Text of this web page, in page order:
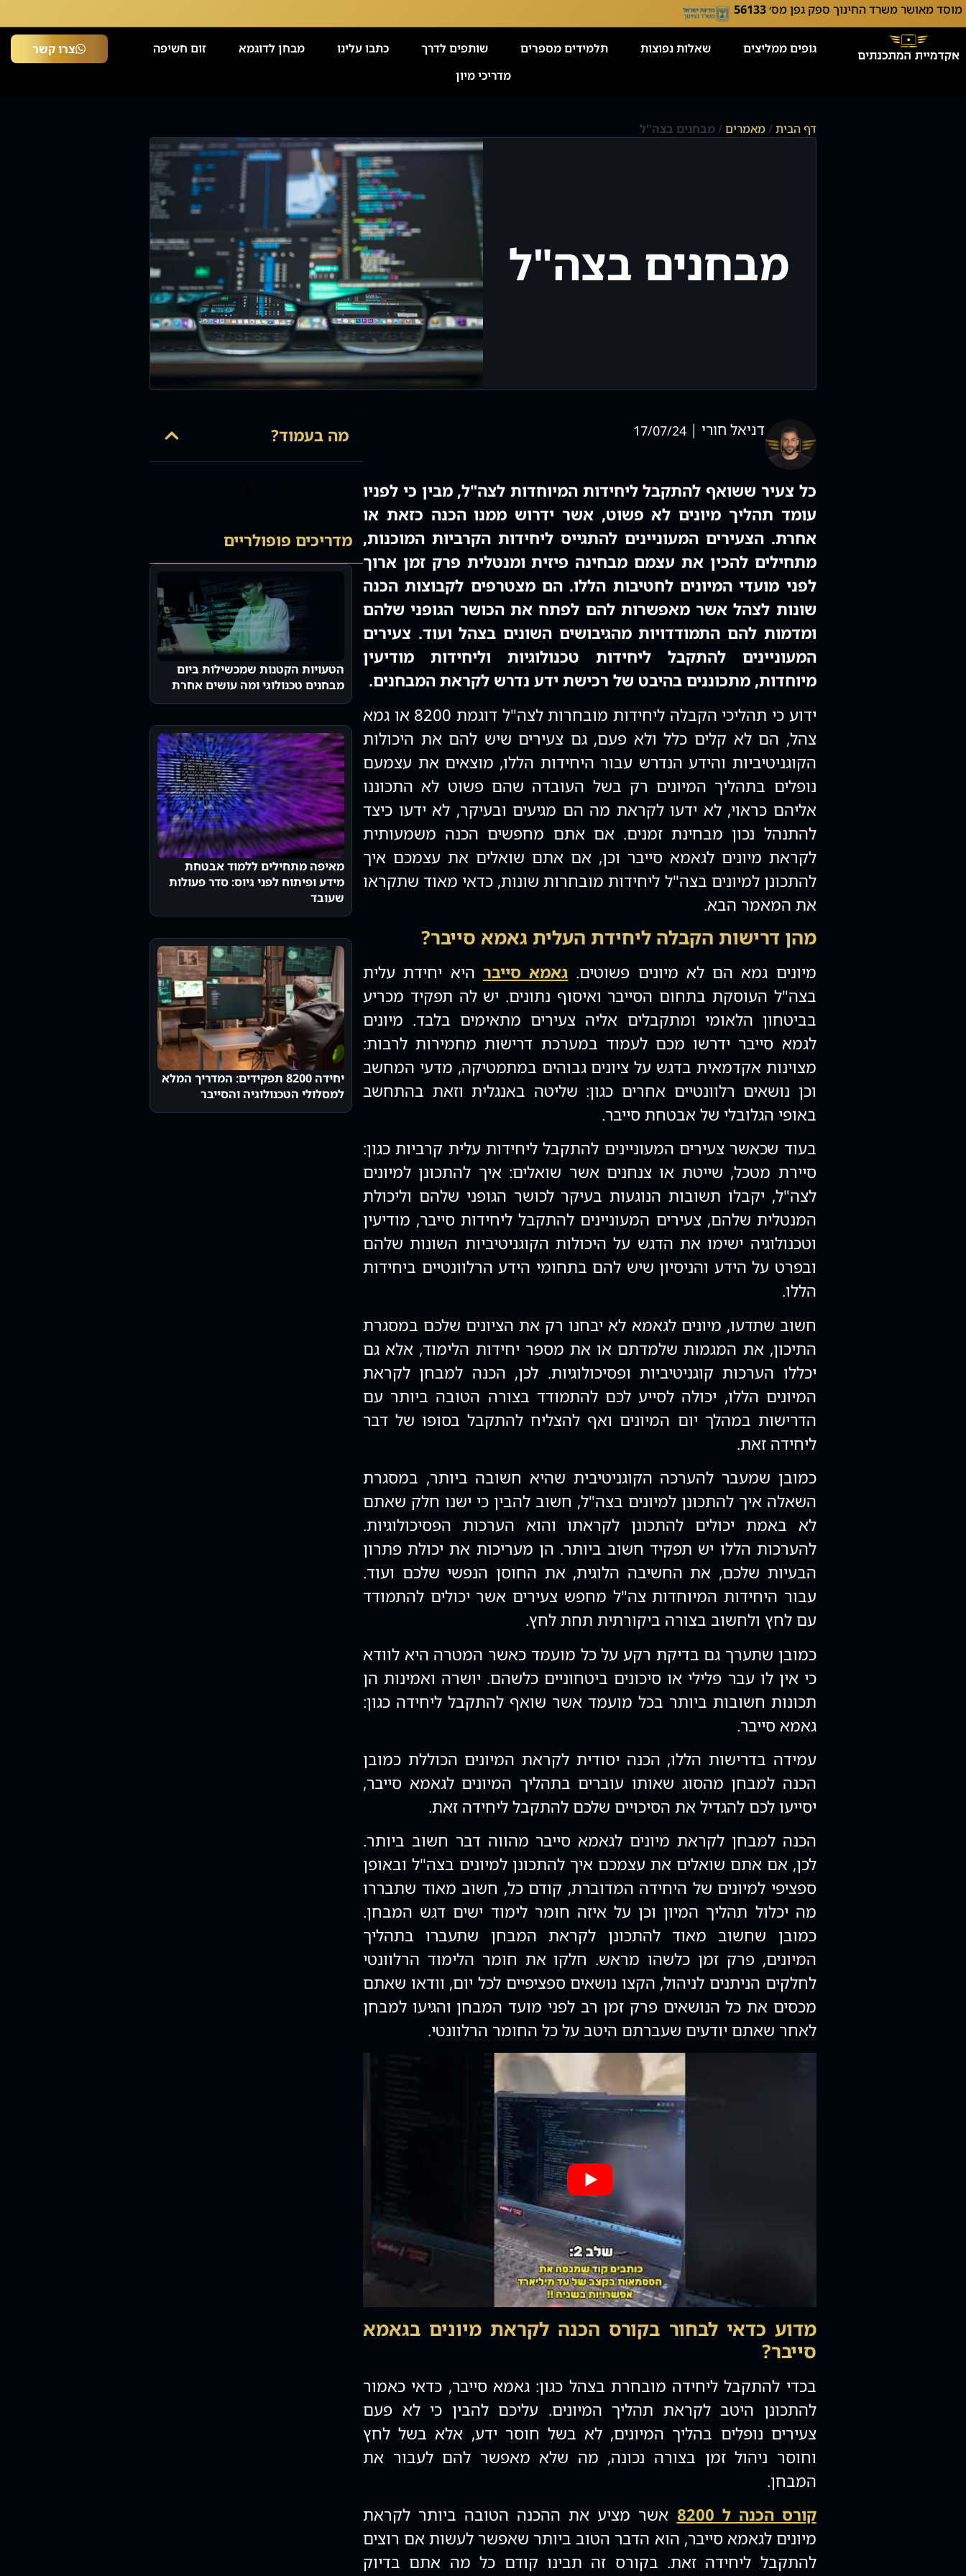
מוסד מאושר משרד החינוך ספק גפן מס׳56133
גופים ממליצים שאלות נפוצות תלמידים מספרים שותפים לדרך כתבו עלינו מבחן לדוגמא
זום חשיפה
מדריכי מיון
צרו קשר
דף הבית/מאמרים/מבחנים בצה"ל
מבחנים בצה"ל
דניאל חורי |17/07/24
כל צעיר ששואף להתקבל ליחידות המיוחדות לצה"ל, מבין כי לפניו
עומד תהליך מיונים לא פשוט, אשר ידרוש ממנו הכנה כזאת או
אחרת. הצעירים המעוניינים להתגייס ליחידות הקרביות המוכנות,
מתחילים להכין את עצמם מבחינה פיזית ומנטלית פרק זמן ארוך
לפני מועדי המיונים לחטיבות הללו. הם מצטרפים לקבוצות הכנה
שונות לצהל אשר מאפשרות להם לפתח את הכושר הגופני שלהם
ומדמות להם התמודדויות מהגיבושים השונים בצהל ועוד. צעירים
המעוניינים להתקבל ליחידות טכנולוגיות וליחידות מודיעין
מיוחדות, מתכוננים בהיבט של רכישת ידע נדרש לקראת המבחנים.
ידוע כי תהליכי הקבלה ליחידות מובחרות לצה"ל דוגמת 8200 או גמא
צהל, הם לא קלים כלל ולא פעם, גם צעירים שיש להם את היכולות
הקוגניטיביות והידע הנדרש עבור היחידות הללו, מוצאים את עצמעם
נופלים בתהליך המיונים רק בשל העובדה שהם פשוט לא התכוננו
אליהם כראוי, לא ידעו לקראת מה הם מגיעים ובעיקר, לא ידעו כיצד
להתנהל נכון מבחינת זמנים. אם אתם מחפשים הכנה משמעותית
לקראת מיונים לגאמא סייבר וכן, אם אתם שואלים את עצמכם איך
להתכונן למיונים בצה"ל ליחידות מובחרות שונות, כדאי מאוד שתקראו
את המאמר הבא.
מהן דרישות הקבלה ליחידת העלית גאמא סייבר?
מיונים גמא הם לא מיונים פשוטים. גאמא סייבר היא יחידת עלית
בצה"ל העוסקת בתחום הסייבר ואיסוף נתונים. יש לה תפקיד מכריע
בביטחון הלאומי ומתקבלים אליה צעירים מתאימים בלבד. מיונים
לגמא סייבר ידרשו מכם לעמוד במערכת דרישות מחמירות לרבות:
מצוינות אקדמאית בדגש על ציונים גבוהים במתמטיקה, מדעי המחשב
וכן נושאים רלוונטיים אחרים כגון: שליטה באנגלית וזאת בהתחשב
באופי הגלובלי של אבטחת סייבר.
בעוד שכאשר צעירים המעוניינים להתקבל ליחידות עלית קרביות כגון:
סיירת מטכל, שייטת או צנחנים אשר שואלים: איך להתכונן למיונים
לצה"ל, יקבלו תשובות הנוגעות בעיקר לכושר הגופני שלהם וליכולת
המנטלית שלהם, צעירים המעוניינים להתקבל ליחידות סייבר, מודיעין
וטכנולוגיה ישימו את הדגש על היכולות הקוגניטיביות השונות שלהם
ובפרט על הידע והניסיון שיש להם בתחומי הידע הרלוונטיים ביחידות
הללו.
חשוב שתדעו, מיונים לגאמא לא יבחנו רק את הציונים שלכם במסגרת
התיכון, את המגמות שלמדתם או את מספר יחידות הלימוד, אלא גם
יכללו הערכות קוגניטיביות ופסיכולוגיות. לכן, הכנה למבחן לקראת
המיונים הללו, יכולה לסייע לכם להתמודד בצורה הטובה ביותר עם
הדרישות במהלך יום המיונים ואף להצליח להתקבל בסופו של דבר
ליחידה זאת.
כמובן שמעבר להערכה הקוגניטיבית שהיא חשובה ביותר, במסגרת
השאלה איך להתכונן למיונים בצה"ל, חשוב להבין כי ישנו חלק שאתם
לא באמת יכולים להתכונן לקראתו והוא הערכות הפסיכולוגיות.
להערכות הללו יש תפקיד חשוב ביותר. הן מעריכות את יכולת פתרון
הבעיות שלכם, את החשיבה הלוגית, את החוסן הנפשי שלכם ועוד.
עבור היחידות המיוחדות צה"ל מחפש צעירים אשר יכולים להתמודד
עם לחץ ולחשוב בצורה ביקורתית תחת לחץ.
כמובן שתערך גם בדיקת רקע על כל מועמד כאשר המטרה היא לוודא
כי אין לו עבר פלילי או סיכונים ביטחוניים כלשהם. יושרה ואמינות הן
תכונות חשובות ביותר בכל מועמד אשר שואף להתקבל ליחידה כגון:
גאמא סייבר.
עמידה בדרישות הללו, הכנה יסודית לקראת המיונים הכוללת כמובן
הכנה למבחן מהסוג שאותו עוברים בתהליך המיונים לגאמא סייבר,
יסייעו לכם להגדיל את הסיכויים שלכם להתקבל ליחידה זאת.
הכנה למבחן לקראת מיונים לגאמא סייבר מהווה דבר חשוב ביותר.
לכן, אם אתם שואלים את עצמכם איך להתכונן למיונים בצה"ל ובאופן
ספציפי למיונים של היחידה המדוברת, קודם כל, חשוב מאוד שתבררו
מה יכלול תהליך המיון וכן על איזה חומר לימוד ישים דגש המבחן.
כמובן שחשוב מאוד להתכונן לקראת המבחן שתעברו בתהליך
המיונים, פרק זמן כלשהו מראש. חלקו את חומר הלימוד הרלוונטי
לחלקים הניתנים לניהול, הקצו נושאים ספציפיים לכל יום, וודאו שאתם
מכסים את כל הנושאים פרק זמן רב לפני מועד המבחן והגיעו למבחן
לאחר שאתם יודעים שעברתם היטב על כל החומר הרלוונטי.
מדוע כדאי לבחור בקורס הכנה לקראת מיונים בגאמא
סייבר?
בכדי להתקבל ליחידה מובחרת בצהל כגון: גאמא סייבר, כדאי כאמור
להתכונן היטב לקראת תהליך המיונים. עליכם להבין כי לא פעם
צעירים נופלים בהליך המיונים, לא בשל חוסר ידע, אלא בשל לחץ
וחוסר ניהול זמן בצורה נכונה, מה שלא מאפשר להם לעבור את
המבחן.
קורס הכנה ל 8200
אשר מציע את ההכנה הטובה ביותר לקראת
מיונים לגאמא סייבר, הוא הדבר הטוב ביותר שאפשר לעשות אם רוצים
להתקבל ליחידה זאת. בקורס זה תבינו קודם כל מה אתם בדיוק
מה בעמוד?
מדריכים פופולריים
הטעויות הקטנות שמכשילות ביום
מבחנים טכנולוגי ומה עושים אחרת
מאיפה מתחילים ללמוד אבטחת
מידע ופיתוח לפני גיוס: סדר פעולות
שעובד
יחידה 8200 תפקידים: המדריך המלא
למסלולי הטכנולוגיה והסייבר